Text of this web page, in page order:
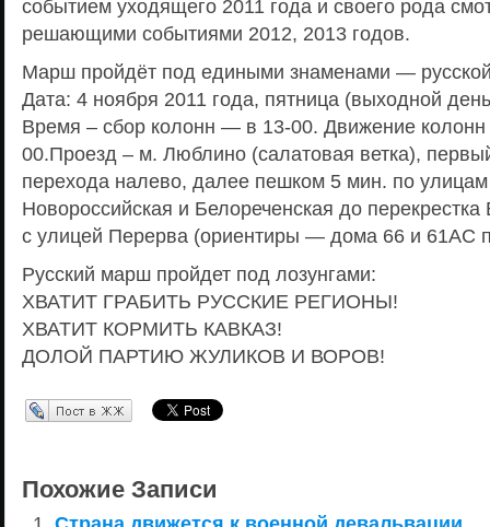
событием уходящего 2011 года и своего рода
решающими событиями 2012, 2013 годов.
Марш пройдёт под едиными знаменами —
Дата: 4 ноября 2011 года, пятница (выходной
Время – сбор колонн — в 13-00. Движение колонн
00.Проезд – м. Люблино (салатовая ветка),
перехода налево, далее пешком 5 мин. по
Новороссийская и Белореченская до
с улицей Перерва (ориентиры — дома 66 и 61АС
Русский марш пройдет под лозунгами:
ХВАТИТ ГРАБИТЬ РУССКИЕ РЕГИОНЫ!
ХВАТИТ КОРМИТЬ КАВКАЗ!
ДОЛОЙ ПАРТИЮ ЖУЛИКОВ И ВОРОВ!
Перепост в ЖЖ
Похожие Записи